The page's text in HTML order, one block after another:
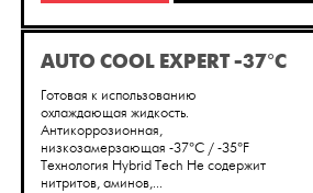
AUTO COOL EXPERT -37°C
Готовая к использованию
охлаждающая жидкость.
Антикоррозионная,
низкозамерзающая -37°C / -35°F
Технология Hybrid Tech Не содержит
нитритов, аминов,...